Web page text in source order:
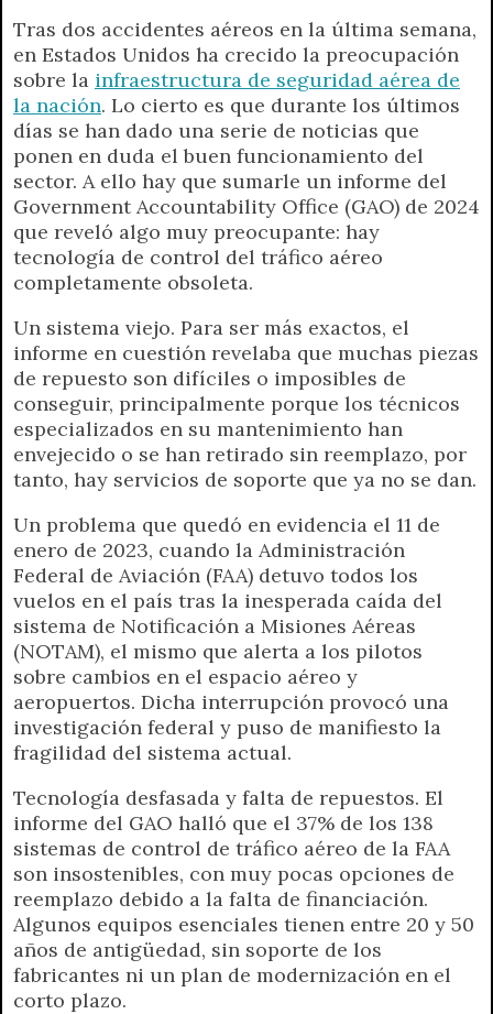
Tras dos accidentes aéreos en la última semana,
en Estados Unidos ha crecido la preocupación
sobre la infraestructura de seguridad aérea de
la nación. Lo cierto es que durante los últimos
días se han dado una serie de noticias que
ponen en duda el buen funcionamiento del
sector. A ello hay que sumarle un informe del
Government Accountability Office (GAO) de 2024
que reveló algo muy preocupante: hay
tecnología de control del tráfico aéreo
completamente obsoleta.
Un sistema viejo. Para ser más exactos, el
informe en cuestión revelaba que muchas piezas
de repuesto son difíciles o imposibles de
conseguir, principalmente porque los técnicos
especializados en su mantenimiento han
envejecido o se han retirado sin reemplazo, por
tanto, hay servicios de soporte que ya no se dan.
Un problema que quedó en evidencia el 11 de
enero de 2023, cuando la Administración
Federal de Aviación (FAA) detuvo todos los
vuelos en el país tras la inesperada caída del
sistema de Notificación a Misiones Aéreas
(NOTAM), el mismo que alerta a los pilotos
sobre cambios en el espacio aéreo y
aeropuertos. Dicha interrupción provocó una
investigación federal y puso de manifiesto la
fragilidad del sistema actual.
Tecnología desfasada y falta de repuestos. El
informe del GAO halló que el 37% de los 138
sistemas de control de tráfico aéreo de la FAA
son insostenibles, con muy pocas opciones de
reemplazo debido a la falta de financiación.
Algunos equipos esenciales tienen entre 20 y 50
años de antigüedad, sin soporte de los
fabricantes ni un plan de modernización en el
corto plazo.